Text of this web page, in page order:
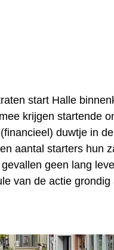
start Halle
krijgen startende
duwtje in
aantal starters hun
geen lang
van de actie grondig